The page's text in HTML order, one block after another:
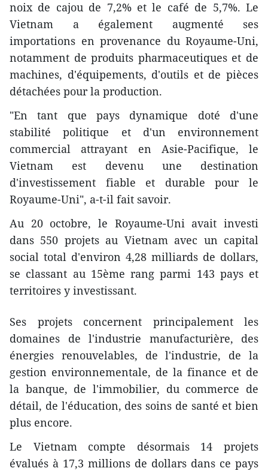
noix de cajou de 7,2% et le café de 5,7%. Le
Vietnam a également augmenté ses
importations en provenance du Royaume-Uni,
notamment de produits pharmaceutiques et de
machines, d'équipements, d'outils et de pièces
détachées pour la production.
"En tant que pays dynamique doté d'une
stabilité politique et d'un environnement
commercial attrayant en Asie-Pacifique, le
Vietnam est devenu une destination
d'investissement fiable et durable pour le
Royaume-Uni", a-t-il fait savoir.
Au 20 octobre, le Royaume-Uni avait investi
dans 550 projets au Vietnam avec un capital
social total d'environ 4,28 milliards de dollars,
se classant au 15ème rang parmi 143 pays et
territoires y investissant.
Ses projets concernent principalement les
domaines de l'industrie manufacturière, des
énergies renouvelables, de l'industrie, de la
gestion environnementale, de la finance et de
la banque, de l'immobilier, du commerce de
détail, de l'éducation, des soins de santé et bien
plus encore.
Le Vietnam compte désormais 14 projets
évalués à 17,3 millions de dollars dans ce pays